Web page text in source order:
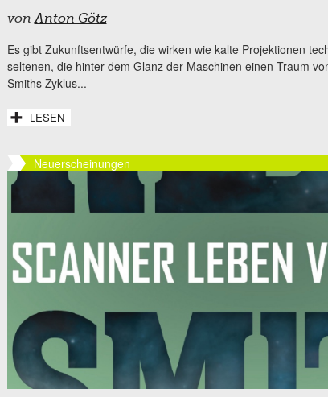
vonAnton Götz
Es gibt Zukunftsentwürfe, die wirken wie kalte Projektionen
seltenen, die hinter dem Glanz der Maschinen einen Traum
Smiths Zyklus...
LESEN
Neuerscheinungen